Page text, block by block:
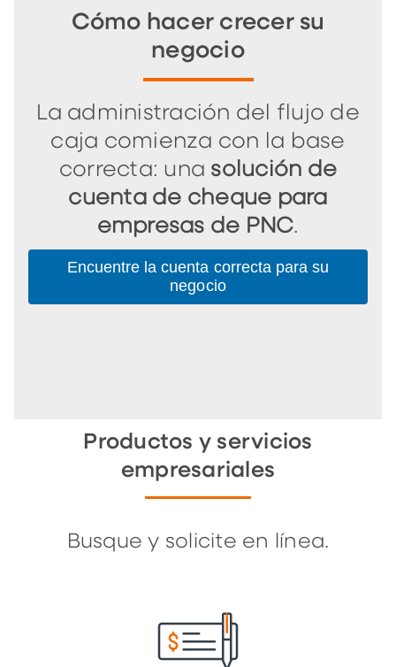
Cómo hacer crecer su
negocio
La administración del flujo de
caja comienza con la base
correcta: una solución de
cuenta de cheque para
empresas de PNC.
Encuentre la cuenta correcta para su
negocio
Productos y servicios
empresariales
Busque y solicite en línea.